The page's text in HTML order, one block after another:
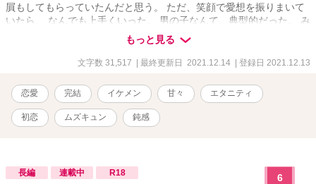
屓もしてもらっていたんだと思う。 ただ、笑顔で愛想を振りまいて
いたら、 なんでも上手くいった。 男の子なんて、典型的だった。 み
んな、私がニコニコするだけで、優しく してくれる。 特定の男の子
を作りたいとも、 好きだと思える存在の必要性も感じなかった。 そ
んなカスミが初めて恋をしたのは 野球少年のツバサくんだった。 掴
の内に秘めた熱い物を一緒に 感じたい！ 一緒に喜びたい。 初めてそ
んな感情になった。 カスミとツバサのsideストーリー
もっと見る
文字数 31,517 | 最終更新日 2021.12.14 | 登録日 2021.12.13
恋愛 完結 イケメン 甘々 エタニティ
初恋 ムズキュン 鈍感
長編 連載中 R18 6